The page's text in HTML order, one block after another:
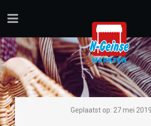
Geplaatst op: 27 mei 2019